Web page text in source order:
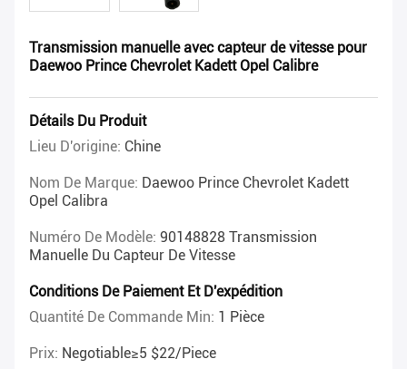
Transmission manuelle avec capteur de vitesse pour
Daewoo Prince Chevrolet Kadett Opel Calibre
Détails Du Produit
Lieu D'origine: Chine
Nom De Marque: Daewoo Prince Chevrolet Kadett
Opel Calibra
Numéro De Modèle: 90148828 Transmission
Manuelle Du Capteur De Vitesse
Conditions De Paiement Et D'expédition
Quantité De Commande Min: 1 Pièce
Prix: Negotiable≥5 $22/piece